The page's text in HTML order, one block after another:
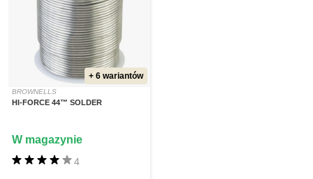
+ 6 wariantów
BROWNELLS
HI-FORCE 44™ SOLDER
4
W magazynie